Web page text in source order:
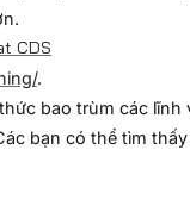
CDS
.
bao trùm các
bạn có thể tìm